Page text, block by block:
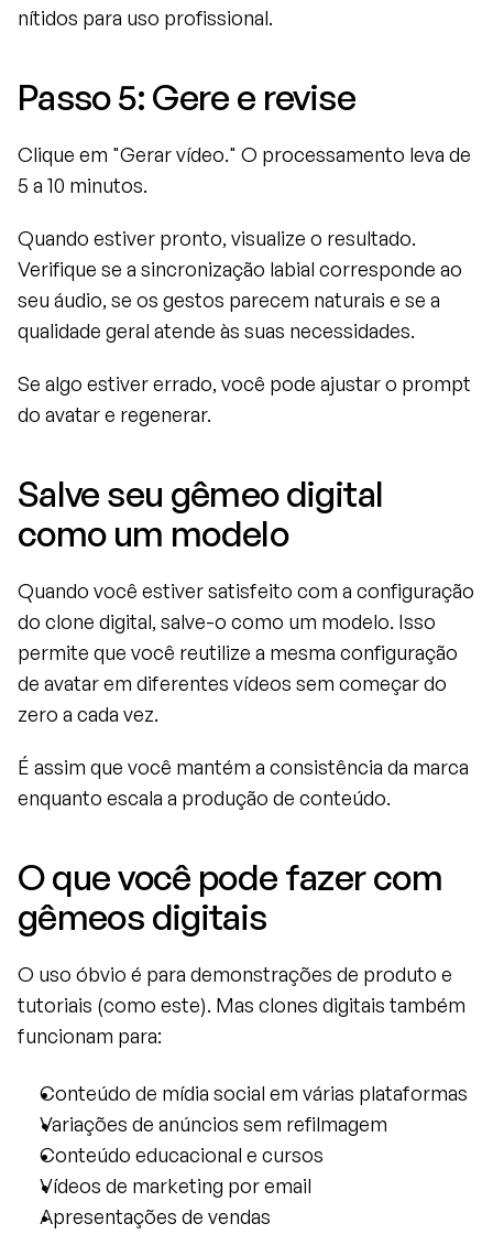
nítidos para uso profissional.
Passo 5: Gere e revise
Clique em "Gerar vídeo." O processamento leva de
5 a 10 minutos.
Quando estiver pronto, visualize o resultado.
Verifique se a sincronização labial corresponde ao
seu áudio, se os gestos parecem naturais e se a
qualidade geral atende às suas necessidades.
Se algo estiver errado, você pode ajustar o prompt
do avatar e regenerar.
Salve seu gêmeo digital
como um modelo
Quando você estiver satisfeito com a configuração
do clone digital, salve-o como um modelo. Isso
permite que você reutilize a mesma configuração
de avatar em diferentes vídeos sem começar do
zero a cada vez.
É assim que você mantém a consistência da marca
enquanto escala a produção de conteúdo.
O que você pode fazer com
gêmeos digitais
O uso óbvio é para demonstrações de produto e
tutoriais (como este). Mas clones digitais também
funcionam para:
Conteúdo de mídia social em várias plataformas
Variações de anúncios sem refilmagem
Conteúdo educacional e cursos
Vídeos de marketing por email
Apresentações de vendas